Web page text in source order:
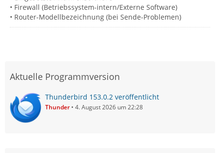
• Firewall (Betriebssystem-intern/Externe Software)
• Router-Modellbezeichnung (bei Sende-Problemen)
Aktuelle Programmversion
Thunderbird 153.0.2 veröffentlicht
Thunder 4. August 2026 um 22:28